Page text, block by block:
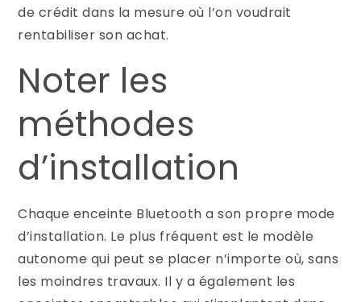
de crédit dans la mesure où l’on voudrait
rentabiliser son achat.
Noter les
méthodes
d’installation
Chaque enceinte Bluetooth a son propre mode
d’installation. Le plus fréquent est le modèle
autonome qui peut se placer n’importe où, sans
les moindres travaux. Il y a également les